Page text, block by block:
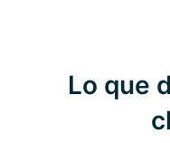
Lo que